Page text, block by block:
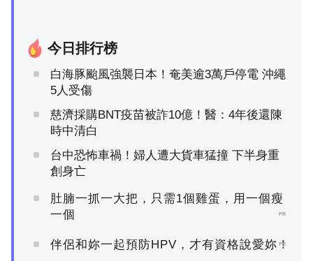
今日排行榜
白海豚颱風強襲日本！奄美逾3萬戶停電 沖繩
5人受傷
慈濟採購BNT疫苗被詐10億！醫：4年後還陳
時中清白
台中恐怖車禍！婦人遭大貨車猛撞 下半身重
創身亡
肚腩一抓一大把，只需1個雞蛋，用一個瘦
一個
PR
伴侶和妳一起預防HPV，才有資格說愛妳！
PR